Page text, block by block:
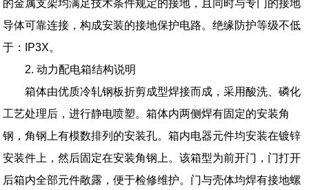
的金属支架均满足技术条件规定的接地，且同时与专门的接地
导体可靠连接，构成安装的接地保护电路。绝缘防护等级不低
于：IP3X。
2. 动力配电箱结构说明
箱体由优质冷轧钢板折剪成型焊接而成，采用酸洗、磷化
工艺处理后，进行静电喷塑。箱体内两侧焊有固定的安装角
钢，角钢上有模数排列的安装孔。箱内电器元件均安装在镀锌
安装件上，然后固定在安装角钢上。该箱型为前开门，门打开
后箱内全部元件敞露，便于检修维护。门与壳体均焊有接地螺